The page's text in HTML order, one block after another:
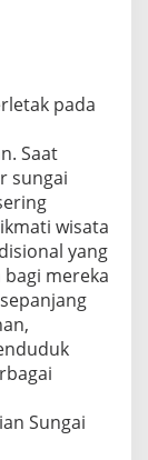
pada
Saat
sungai
wisata
yang
mereka
Sungai